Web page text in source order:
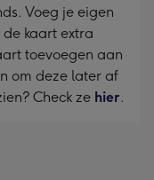
Voeg je eigen
kaart extra
toevoegen aan
om deze later af
Check ze hier.